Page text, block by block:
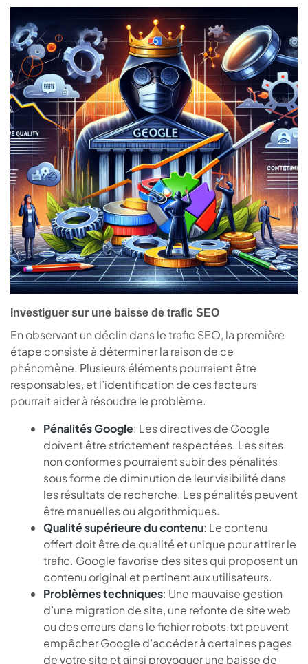
Investiguer sur une baisse de trafic SEO
En observant un déclin dans le trafic SEO, la première
étape consiste à déterminer la raison de ce
phénomène. Plusieurs éléments pourraient être
responsables, et l’identification de ces facteurs
pourrait aider à résoudre le problème.
Pénalités Google: Les directives de Google
doivent être strictement respectées. Les sites
non conformes pourraient subir des pénalités
sous forme de diminution de leur visibilité dans
les résultats de recherche. Les pénalités peuvent
être manuelles ou algorithmiques.
Qualité supérieure du contenu: Le contenu
offert doit être de qualité et unique pour attirer le
trafic. Google favorise des sites qui proposent un
contenu original et pertinent aux utilisateurs.
Problèmes techniques: Une mauvaise gestion
d’une migration de site, une refonte de site web
ou des erreurs dans le fichier robots.txt peuvent
empêcher Google d’accéder à certaines pages
de votre site et ainsi provoquer une baisse de